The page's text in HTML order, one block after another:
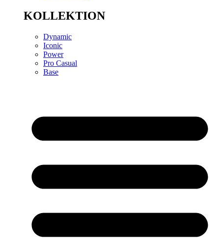
KOLLEKTION
Dynamic
Iconic
Power
Pro Casual
Base